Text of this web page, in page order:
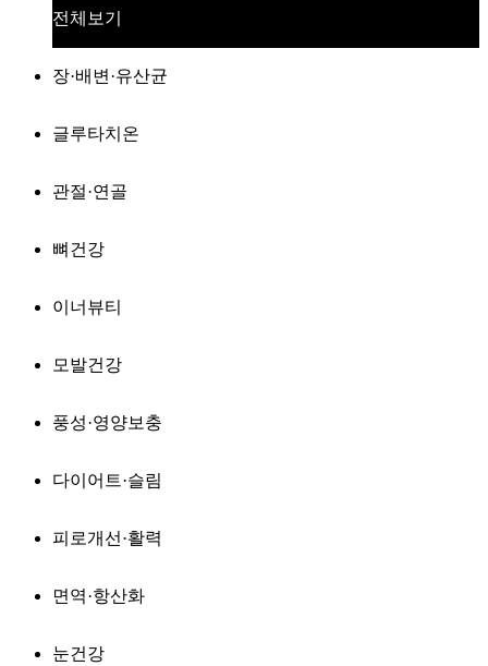
전체보기
장·배변·유산균
글루타치온
관절·연골
뼈건강
이너뷰티
모발건강
풍성·영양보충
다이어트·슬림
피로개선·활력
면역·항산화
눈건강